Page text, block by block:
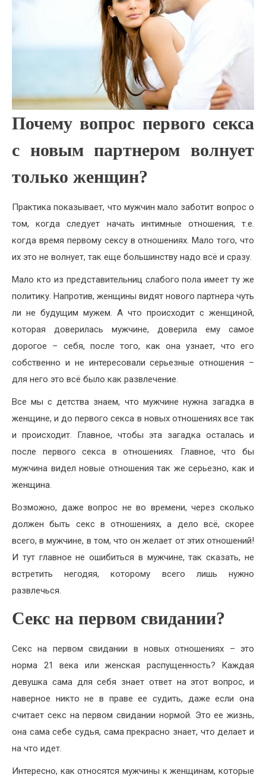
Почему вопрос первого секса
с новым партнером волнует
только женщин?
Практика показывает, что мужчин мало заботит вопрос о
том, когда следует начать интимные отношения, т.е.
когда время первому сексу в отношениях. Мало того, что
их это не волнует, так еще большинству надо всё и сразу.
Мало кто из представительниц слабого пола имеет ту же
политику. Напротив, женщины видят нового партнера чуть
ли не будущим мужем. А что происходит с женщиной,
которая доверилась мужчине, доверила ему самое
дорогое – себя, после того, как она узнает, что его
собственно и не интересовали серьезные отношения –
для него это всё было как развлечение.
Все мы с детства знаем, что мужчине нужна загадка в
женщине, и до первого секса в новых отношениях все так
и происходит. Главное, чтобы эта загадка осталась и
после первого секса в отношениях. Главное, что бы
мужчина видел новые отношения так же серьезно, как и
женщина.
Возможно, даже вопрос не во времени, через сколько
должен быть секс в отношениях, а дело всё, скорее
всего, в мужчине, в том, что он желает от этих отношений!
И тут главное не ошибиться в мужчине, так сказать, не
встретить негодяя, которому всего лишь нужно
развлечься.
Секс на первом свидании?
Секс на первом свидании в новых отношениях – это
норма 21 века или женская распущенность? Каждая
девушка сама для себя знает ответ на этот вопрос, и
наверное никто не в праве ее судить, даже если она
считает секс на первом свидании нормой. Это ее жизнь,
она сама себе судья, сама прекрасно знает, что делает и
на что идет.
Интересно, как относятся мужчины к женщинам, которые